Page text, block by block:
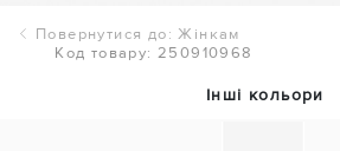
Повернутися до: Жінкам
Код товару: 250910968
Інші кольори